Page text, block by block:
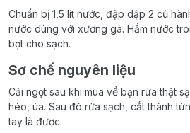
Chuẩn bị 1,5 lít nước, đập dập 2 củ
nước dùng với xương gà. Hầm nước
bọt cho sạch.
Sơ chế nguyên liệu
Cải ngọt sau khi mua về bạn rửa thật
héo, úa. Sau đó rửa sạch, cắt thành
tay là được.